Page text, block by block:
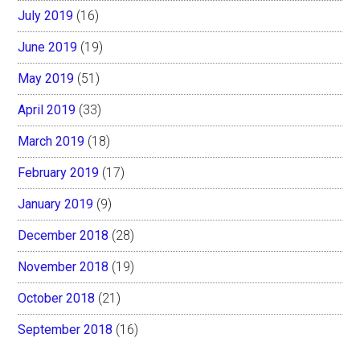
July 2019 (16)
June 2019 (19)
May 2019 (51)
April 2019 (33)
March 2019 (18)
February 2019 (17)
January 2019 (9)
December 2018 (28)
November 2018 (19)
October 2018 (21)
September 2018 (16)